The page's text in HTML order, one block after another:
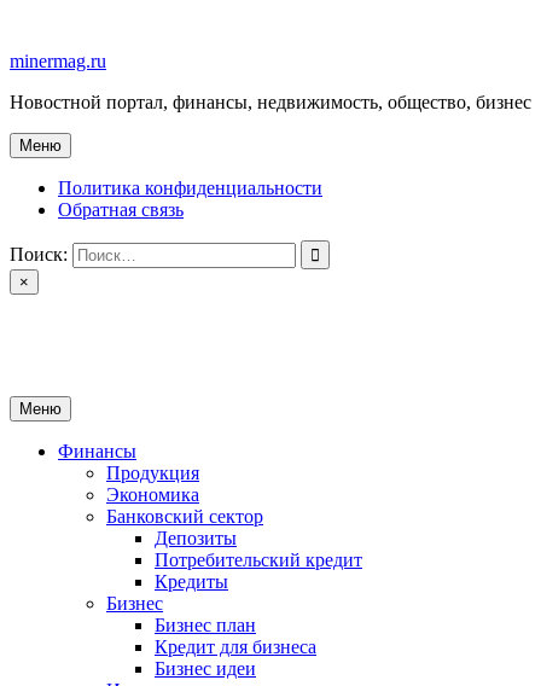
содержимому
minermag.ru
Новостной портал, финансы, недвижимость, общество, бизнес
Меню
Политика конфиденциальности
Обратная связь
Поиск:
×
Меню
Финансы
Продукция
Экономика
Банковский сектор
Депозиты
Потребительский кредит
Кредиты
Бизнес
Бизнес план
Кредит для бизнеса
Бизнес идеи